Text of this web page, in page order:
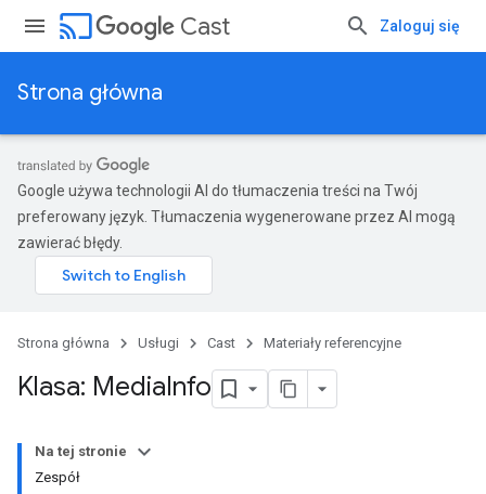
cast Cast Zaloguj się
Strona główna
Google używa technologii AI do tłumaczenia treści na Twój
preferowany język. Tłumaczenia wygenerowane przez AI mogą
zawierać błędy.
Strona główna Usługi Cast Materiały referencyjne
Klasa: MediaInfo
Na tej stronie
Zespół